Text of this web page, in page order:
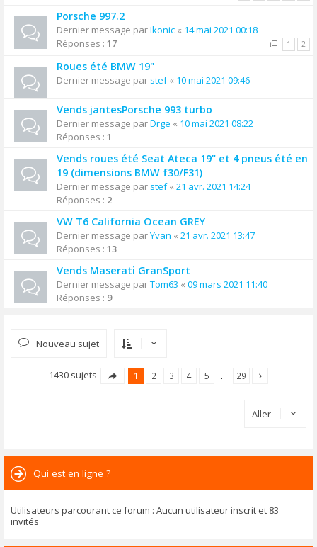
Porsche 997.2
Dernier message parIkonic « 14 mai 2021 00:18
Réponses : 17 1 2
Roues été BMW 19"
Dernier message par stef« 10 mai 2021 09:46
Vends jantesPorsche 993 turbo
Dernier message parDrge « 10 mai 2021 08:22
Réponses : 1
Vends roues été Seat Ateca 19" et 4 pneus été en
19 (dimensions BMW f30/F31)
Dernier message par stef« 21 avr. 2021 14:24
Réponses : 2
VW T6 California Ocean GREY
Dernier message parYvan « 21 avr. 2021 13:47
Réponses : 13
Vends Maserati GranSport
Dernier message parTom63 « 09 mars 2021 11:40
Réponses : 9
Nouveau sujet
1430 sujets 1 2 3 4 5 … 29
Aller
Qui est en ligne ?
Utilisateurs parcourant ce forum : Aucun utilisateur inscrit et 83
invités